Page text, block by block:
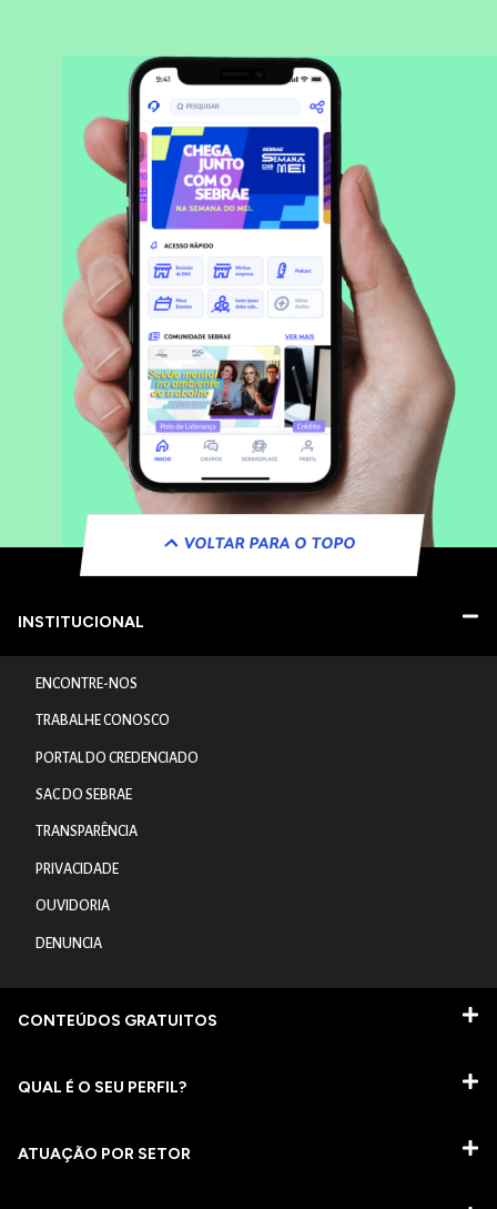
VOLTAR PARA O TOPO
INSTITUCIONAL
ENCONTRE-NOS
TRABALHE CONOSCO
PORTAL DO CREDENCIADO
SAC DO SEBRAE
TRANSPARÊNCIA
PRIVACIDADE
OUVIDORIA
DENUNCIA
CONTEÚDOS GRATUITOS
QUAL É O SEU PERFIL?
ATUAÇÃO POR SETOR